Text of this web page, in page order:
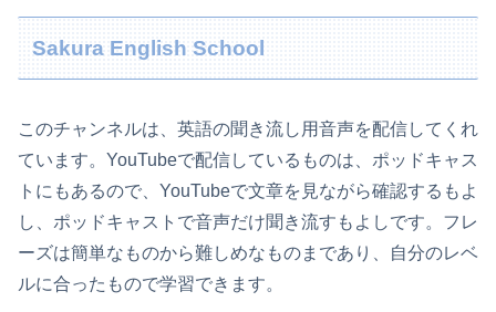
Sakura English School
このチャンネルは、英語の聞き流し用音声を配信してくれ
ています。YouTubeで配信しているものは、ポッドキャス
トにもあるので、YouTubeで文章を見ながら確認するもよ
し、ポッドキャストで音声だけ聞き流すもよしです。フレ
ーズは簡単なものから難しめなものまであり、自分のレベ
ルに合ったもので学習できます。